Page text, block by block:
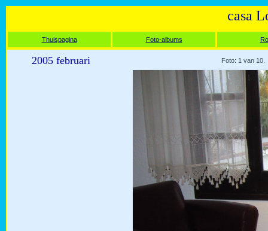
casa
Thuispagina Foto-albums
2005 februari Foto: 1 van 10.